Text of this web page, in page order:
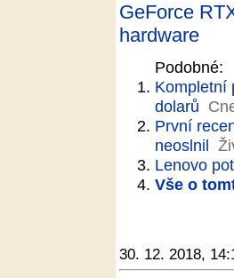
GeForce
hardware
Podobné:
Kompletní
dolarů
První
neoslnil
Lenovo
Vše o
30. 12. 2018,